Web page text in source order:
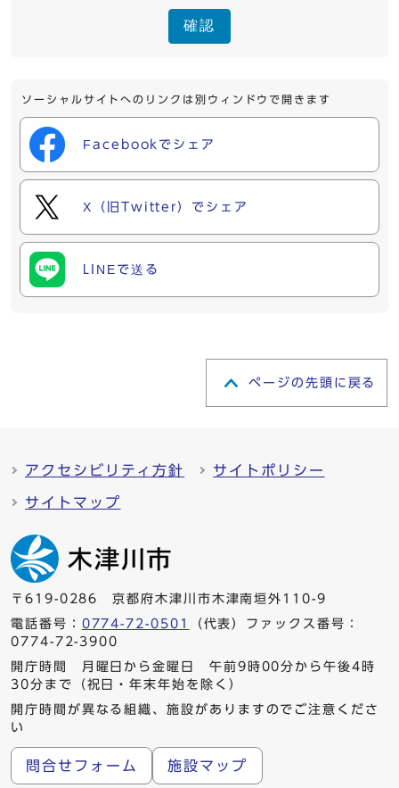
確認
ソーシャルサイトへのリンクは別ウィンドウで開きます
Facebookでシェア
X（旧Twitter）でシェア
LINEで送る
ページの先頭に戻る
アクセシビリティ方針 サイトポリシー
サイトマップ
〒619-0286 京都府木津川市木津南垣外110-9
電話番号： 0774-72-0501
（代表）ファックス番号：
0774-72-3900
開庁時間 月曜日から金曜日 午前9時00分から午後4時
30分まで（祝日・年末年始を除く）
開庁時間が異なる組織、施設がありますのでご注意くださ
い
問合せフォーム 施設マップ